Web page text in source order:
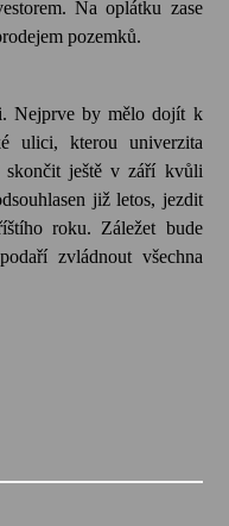
Humpolec. V Želivě ožije
svět
Na oplátku zase
pozemků.
Nejprve by mělo dojít k
ulici, kterou univerzita
skončit ještě v září kvůli
již letos, jezdit
roku. Záležet bude
zvládnout všechna